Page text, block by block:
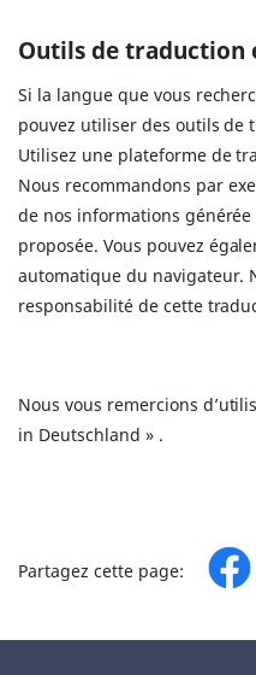
Outils de traduction
Si la langue que vous
pouvez utiliser des outils de
Utilisez une plateforme de
Nous recommandons par
de nos informations
proposée. Vous pouvez
automatique du navigateur.
responsabilité de cette
Nous vous remercions
in Deutschland » .
Partagez cette page: